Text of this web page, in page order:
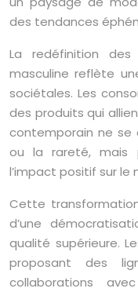
des tendances
La redéfinition
masculine reflète
sociétales. Les
des produits qui
contemporain ne se
ou la rareté, mais
l’impact positif sur le
Cette
d’une
qualité supérieure.
proposant des
collaborations